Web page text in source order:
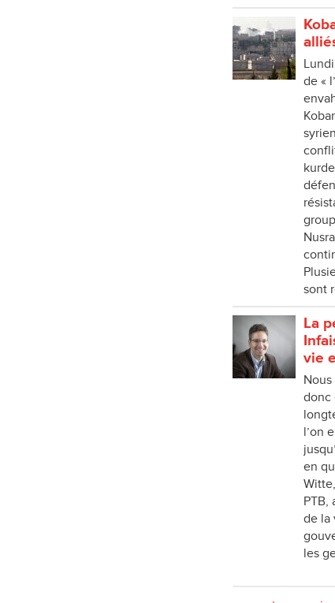
de «
sont
La
vie
donc
l’on
en
PTB,
de la
les